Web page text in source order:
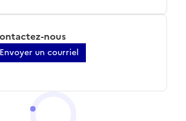
nous
Envoyer un courriel